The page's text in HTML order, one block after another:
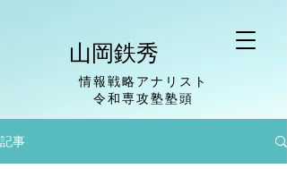
山岡鉄秀
情報戦略アナリスト
​令和専攻塾塾頭
記事